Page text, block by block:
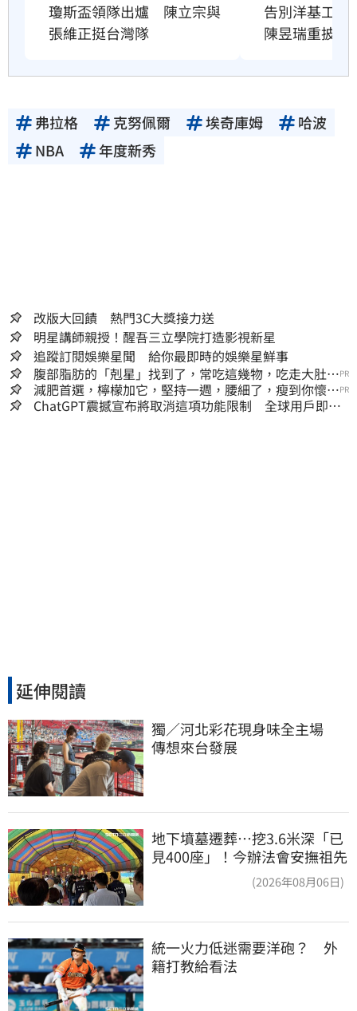
瓊斯盃領隊出爐　陳立宗與
張維正挺台灣隊
告別洋基工程
陳昱瑞重披戰
弗拉格 克努佩爾 埃奇庫姆
哈波
NBA
年度新秀
改版大回饋 熱門3C大獎接力送
明星講師親授！醒吾三立學院打造影視新星
追蹤訂閱娛樂星聞 給你最即時的娛樂星鮮事
腹部脂肪的「剋星」找到了，常吃這幾物，吃走大肚
囊，瘦出小蠻腰
PR
減肥首選，檸檬加它，堅持一週，腰細了，瘦到你懷疑
人生
PR
ChatGPT震撼宣布將取消這項功能限制 全球用戶即刻
延伸閱讀
獨／河北彩花現身味全主場
傳想來台發展
地下墳墓遷葬…挖3.6米深「已
見400座」！今辦法會安撫祖先
(2026年08月06日)
統一火力低迷需要洋砲？　外
籍打教給看法